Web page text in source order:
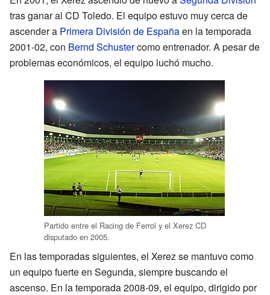
tras ganar al CD Toledo. El equipo estuvo muy cerca de
ascender a Primera División de Españaen la temporada
2001-02, con Bernd Schustercomo entrenador. A pesar de
problemas económicos, el equipo luchó mucho.
Partido entre el Racing de Ferrol y el Xerez CD
disputado en 2005.
En las temporadas siguientes, el Xerez se mantuvo como
un equipo fuerte en Segunda, siempre buscando el
ascenso. En la temporada 2008-09, el equipo, dirigido por